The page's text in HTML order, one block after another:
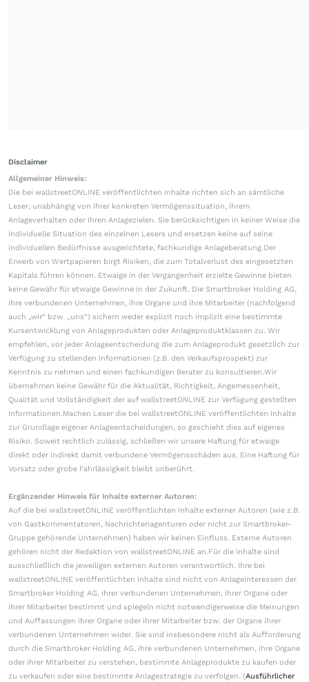
Disclaimer
Allgemeiner Hinweis:
Die bei wallstreetONLINE veröffentlichten Inhalte richten sich an sämtliche
Leser, unabhängig von ihrer konkreten Vermögenssituation, ihrem
Anlageverhalten oder ihren Anlagezielen. Sie berücksichtigen in keiner Weise die
individuelle Situation des einzelnen Lesers und ersetzen keine auf seine
individuellen Bedürfnisse ausgerichtete, fachkundige Anlageberatung.Der
Erwerb von Wertpapieren birgt Risiken, die zum Totalverlust des eingesetzten
Kapitals führen können. Etwaige in der Vergangenheit erzielte Gewinne bieten
keine Gewähr für etwaige Gewinne in der Zukunft. Die Smartbroker Holding AG,
ihre verbundenen Unternehmen, ihre Organe und ihre Mitarbeiter (nachfolgend
auch „wir“ bzw. „uns“) sichern weder explizit noch implizit eine bestimmte
Kursentwicklung von Anlageprodukten oder Anlageproduktklassen zu. Wir
empfehlen, vor jeder Anlageentscheidung die zum Anlageprodukt gesetzlich zur
Verfügung zu stellenden Informationen (z.B. den Verkaufsprospekt) zur
Kenntnis zu nehmen und einen fachkundigen Berater zu konsultieren.Wir
übernehmen keine Gewähr für die Aktualität, Richtigkeit, Angemessenheit,
Qualität und Vollständigkeit der auf wallstreetONLINE zur Verfügung gestellten
Informationen.Machen Leser die bei wallstreetONLINE veröffentlichten Inhalte
zur Grundlage eigener Anlageentscheidungen, so geschieht dies auf eigenes
Risiko. Soweit rechtlich zulässig, schließen wir unsere Haftung für etwaige
direkt oder indirekt damit verbundene Vermögensschäden aus. Eine Haftung für
Vorsatz oder grobe Fahrlässigkeit bleibt unberührt.
Ergänzender Hinweis für Inhalte externer Autoren:
Auf die bei wallstreetONLINE veröffentlichten Inhalte externer Autoren (wie z.B.
von Gastkommentatoren, Nachrichtenagenturen oder nicht zur Smartbroker-
Gruppe gehörende Unternehmen) haben wir keinen Einfluss. Externe Autoren
gehören nicht der Redaktion von wallstreetONLINE an.Für die Inhalte sind
ausschließlich die jeweiligen externen Autoren verantwortlich. Ihre bei
wallstreetONLINE veröffentlichten Inhalte sind nicht von Anlageinteressen der
Smartbroker Holding AG, ihrer verbundenen Unternehmen, ihrer Organe oder
ihrer Mitarbeiter bestimmt und spiegeln nicht notwendigerweise die Meinungen
und Auffassungen ihrer Organe oder ihrer Mitarbeiter bzw. der Organe ihrer
verbundenen Unternehmen wider. Sie sind insbesondere nicht als Aufforderung
durch die Smartbroker Holding AG, ihre verbundenen Unternehmen, ihre Organe
oder ihrer Mitarbeiter zu verstehen, bestimmte Anlageprodukte zu kaufen oder
zu verkaufen oder eine bestimmte Anlagestrategie zu verfolgen. (Ausführlicher